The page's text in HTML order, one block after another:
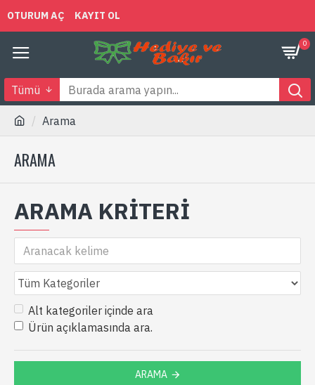
OTURUM AÇ KAYIT OL
0
Tümü
Arama
ARAMA
ARAMA KRITERI
Alt kategoriler içinde ara
Ürün açıklamasında ara.
ARAMA